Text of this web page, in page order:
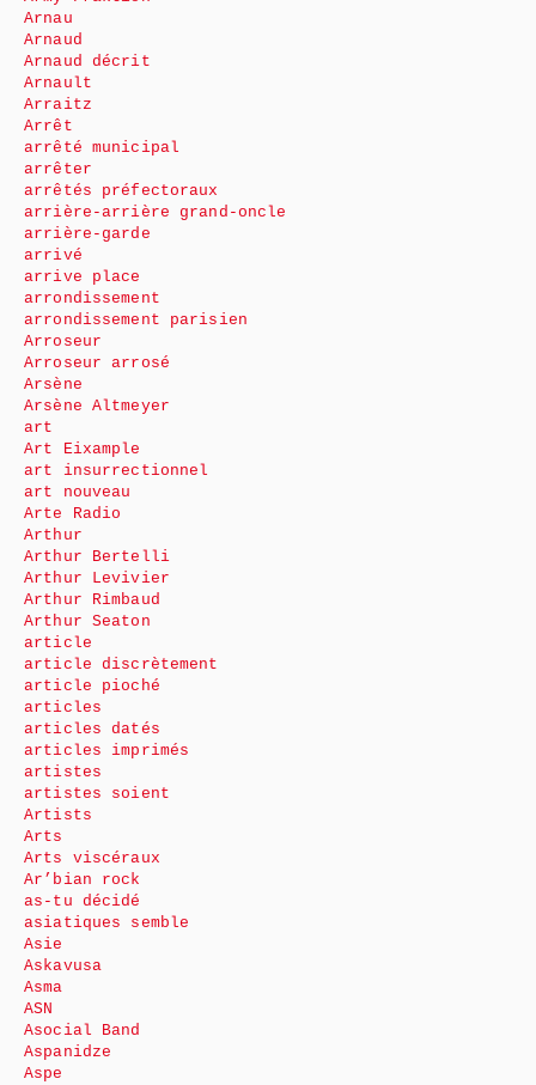
Arnau
Arnaud
Arnaud décrit
Arnault
Arraitz
Arrêt
arrêté municipal
arrêter
arrêtés préfectoraux
arrière-arrière grand-oncle
arrière-garde
arrivé
arrive place
arrondissement
arrondissement parisien
Arroseur
Arroseur arrosé
Arsène
Arsène Altmeyer
art
Art Eixample
art insurrectionnel
art nouveau
Arte Radio
Arthur
Arthur Bertelli
Arthur Levivier
Arthur Rimbaud
Arthur Seaton
article
article discrètement
article pioché
articles
articles datés
articles imprimés
artistes
artistes soient
Artists
Arts
Arts viscéraux
Ar’bian rock
as-tu décidé
asiatiques semble
Asie
Askavusa
Asma
ASN
Asocial Band
Aspanidze
Aspe